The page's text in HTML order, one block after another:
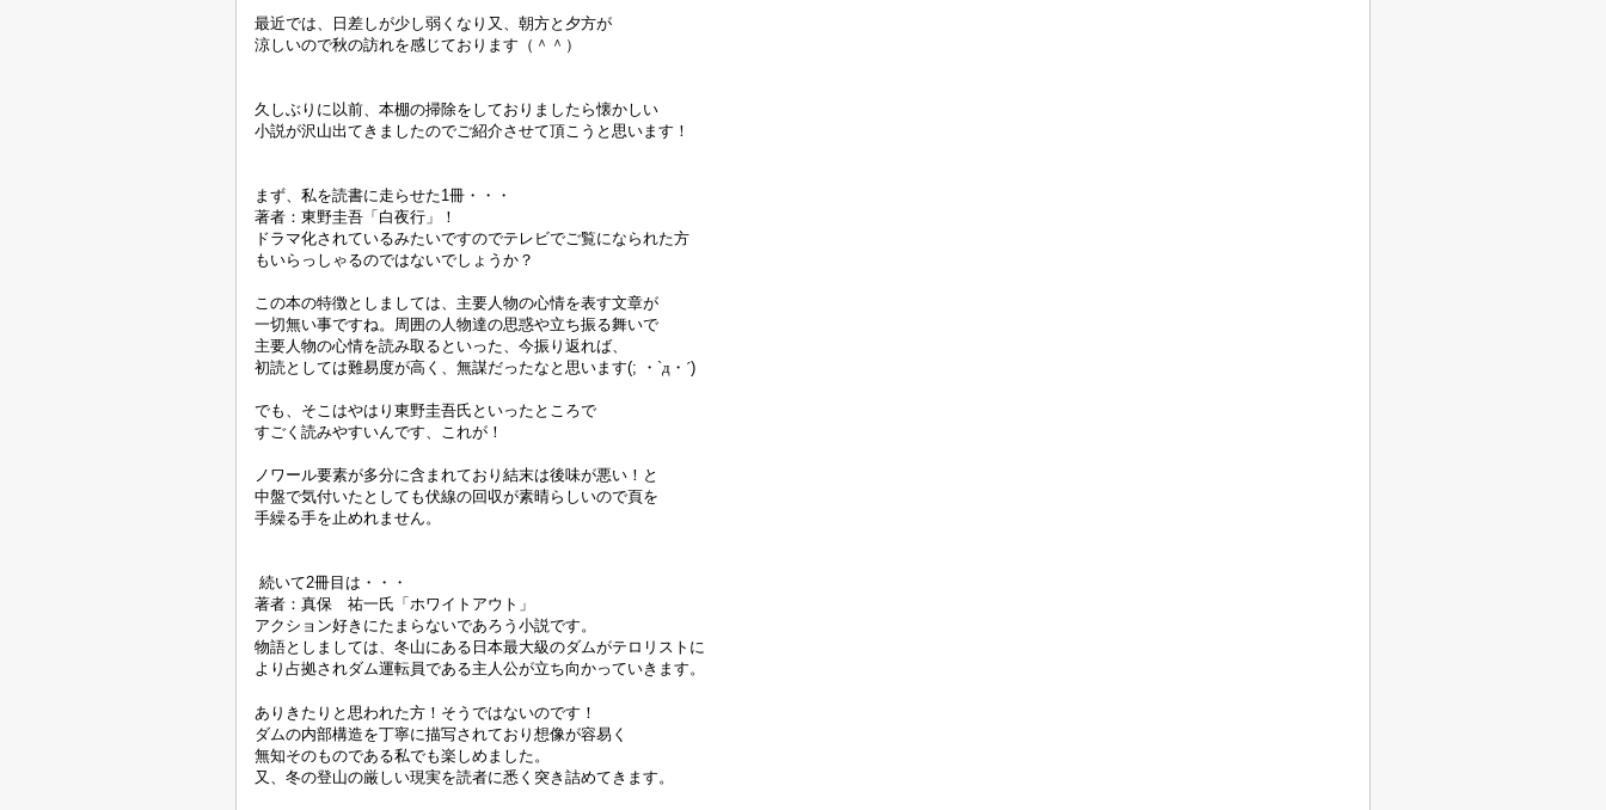
最近では、日差しが少し弱くなり又、朝方と夕方が
涼しいので秋の訪れを感じております（＾＾）
久しぶりに以前、本棚の掃除をしておりましたら懐かしい
小説が沢山出てきましたのでご紹介させて頂こうと思います！
まず、私を読書に走らせた1冊・・・
著者：東野圭吾「白夜行」！
ドラマ化されているみたいですのでテレビでご覧になられた方
もいらっしゃるのではないでしょうか？
この本の特徴としましては、主要人物の心情を表す文章が
一切無い事ですね。周囲の人物達の思惑や立ち振る舞いで
主要人物の心情を読み取るといった、今振り返れば、
初読としては難易度が高く、無謀だったなと思います(; ・ `д・´)
でも、そこはやはり東野圭吾氏といったところで
すごく読みやすいんです、これが！
ノワール要素が多分に含まれており結末は後味が悪い！と
中盤で気付いたとしても伏線の回収が素晴らしいので頁を
手繰る手を止めれません。
続いて2冊目は・・・
著者：真保 祐一氏「ホワイトアウト」
アクション好きにたまらないであろう小説です。
物語としましては、冬山にある日本最大級のダムがテロリストに
より占拠されダム運転員である主人公が立ち向かっていきます。
ありきたりと思われた方！そうではないのです！
ダムの内部構造を丁寧に描写されており想像が容易く
無知そのものである私でも楽しめました。
又、冬の登山の厳しい現実を読者に悉く突き詰めてきます。